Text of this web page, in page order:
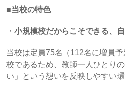
■当校の特色
・小規模校だからこそできる、
当校は定員75名（112名に増員
校であるため、教師一人ひとり
い」という想いを反映しやすい環